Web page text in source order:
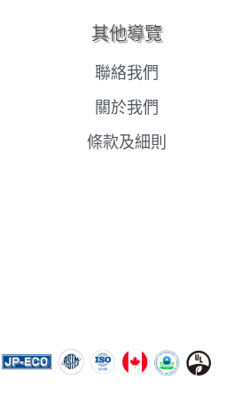
其他導覽
聯絡我們
關於我們
條款及細則